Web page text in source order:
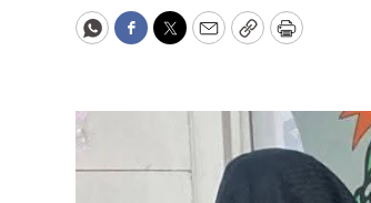
WhatsApp
Facebook
Twitter
EmailCopyPrint